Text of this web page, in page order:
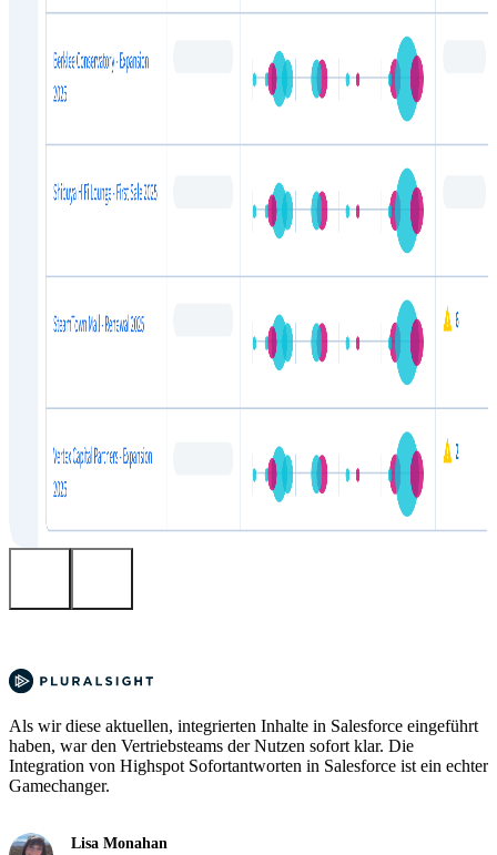
Als wir diese aktuellen, integrierten Inhalte in Salesforce eingeführt
haben, war den Vertriebsteams der Nutzen sofort klar. Die
Integration von Highspot Sofortantworten in Salesforce ist ein echter
Gamechanger.
Lisa Monahan